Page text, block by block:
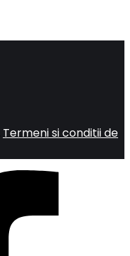
Termeni si conditii de